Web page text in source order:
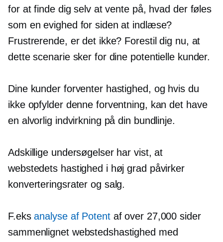
for at finde dig selv at vente på, hvad der føles
som en evighed for siden at indlæse?
Frustrerende, er det ikke? Forestil dig nu, at
dette scenarie sker for dine potentielle kunder.
Dine kunder forventer hastighed, og hvis du
ikke opfylder denne forventning, kan det have
en alvorlig indvirkning på din bundlinje.
Adskillige undersøgelser har vist, at
webstedets hastighed i høj grad påvirker
konverteringsrater og salg.
F.eksanalyse af Potentaf over 27,000 sider
sammenlignet webstedshastighed med